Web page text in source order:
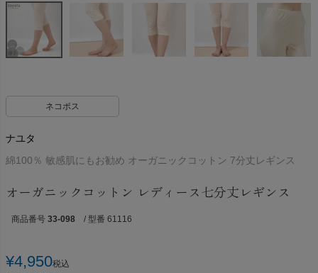
ネコポス
ナユタ
綿100％ 敏感肌にもお勧め オーガニックコットン 7分丈レギンス
オーガニックコットン レディース七分丈レギンス
商品番号 33-098 / 型番 61116
¥4,950税込